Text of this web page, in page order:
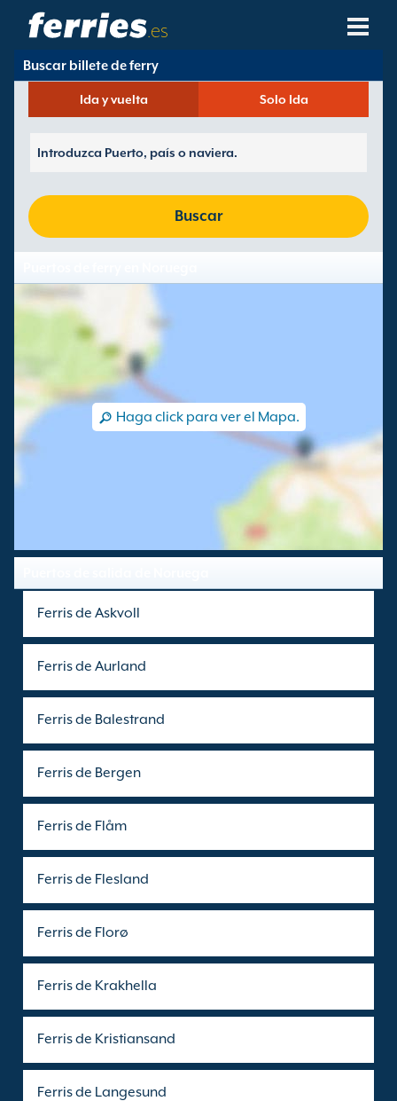
.es
Compañías Navieras
Destinos De Ferries
Puertos De Ferry
Gestión De Reservas
Buscar billete de ferry
Ida y vuelta Solo Ida
Buscar
Haga click para ver el Mapa.
Ferris de Askvoll
Ferris de Aurland
Ferris de Balestrand
Ferris de Bergen
Ferris de Flåm
Ferris de Flesland
Ferris de Florø
Ferris de Krakhella
Ferris de Kristiansand
Ferris de Langesund